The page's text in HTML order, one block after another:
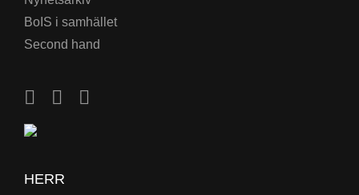
BoIS i samhället
Second hand
HERR